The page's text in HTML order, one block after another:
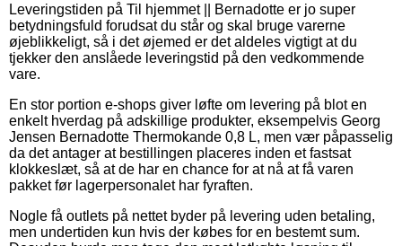
Leveringstiden på Til hjemmet || Bernadotte er jo super
betydningsfuld forudsat du står og skal bruge varerne
øjeblikkeligt, så i det øjemed er det aldeles vigtigt at du
tjekker den anslåede leveringstid på den vedkommende
vare.
En stor portion e-shops giver løfte om levering på blot en
enkelt hverdag på adskillige produkter, eksempelvis Georg
Jensen Bernadotte Thermokande 0,8 L, men vær påpasselig
da det antager at bestillingen placeres inden et fastsat
klokkeslæt, så at de har en chance for at nå at få varen
pakket før lagerpersonalet har fyraften.
Nogle få outlets på nettet byder på levering uden betaling,
men undertiden kun hvis der købes for en bestemt sum.